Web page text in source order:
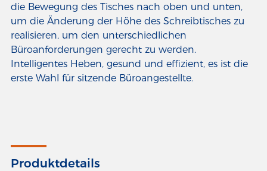
die Bewegung des Tisches nach oben und unten,
um die Änderung der Höhe des Schreibtisches zu
realisieren, um den unterschiedlichen
Büroanforderungen gerecht zu werden.
Intelligentes Heben, gesund und effizient, es ist die
Produktdetails